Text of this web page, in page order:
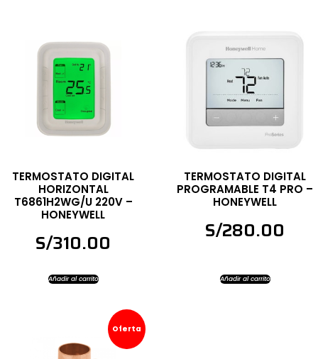
TERMOSTATO DIGITAL
HORIZONTAL
T6861H2WG/U 220V –
HONEYWELL
S/310.00
Añadir al carrito
TERMOSTATO DIGITAL
PROGRAMABLE T4 PRO –
HONEYWELL
S/280.00
Añadir al carrito
Oferta